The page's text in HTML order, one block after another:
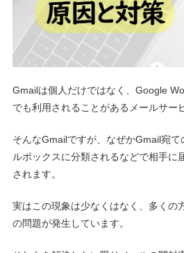
Gmailは個人だけではなく、Google
でも利用されることがあるメールサー
そんなGmailですが、なぜかGmail宛
ルボックスに分類されるなどで相手に
されます。
実はこの現象は少なくはなく、多くの
の問題が発生しています。